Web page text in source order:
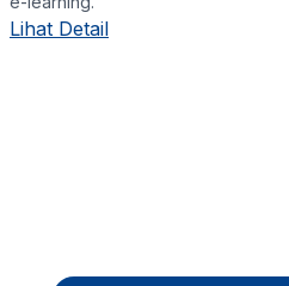
Lihat Detail